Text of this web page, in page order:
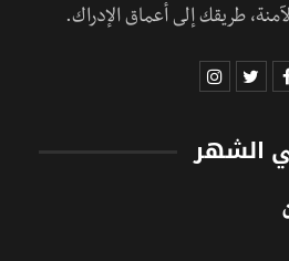
طريقك إلى أعماق الإدراك.
الشهر